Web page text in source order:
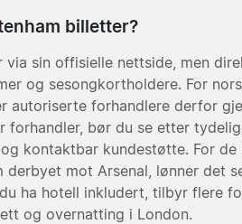
billetter?
via sin offisielle nettside, men
og sesongkortholdere. For
autoriserte forhandlere derfor
forhandler, bør du se etter
kontaktbar kundestøtte. For
derbyet mot Arsenal, lønner det
ha hotell inkludert, tilbyr flere
og overnatting i London.